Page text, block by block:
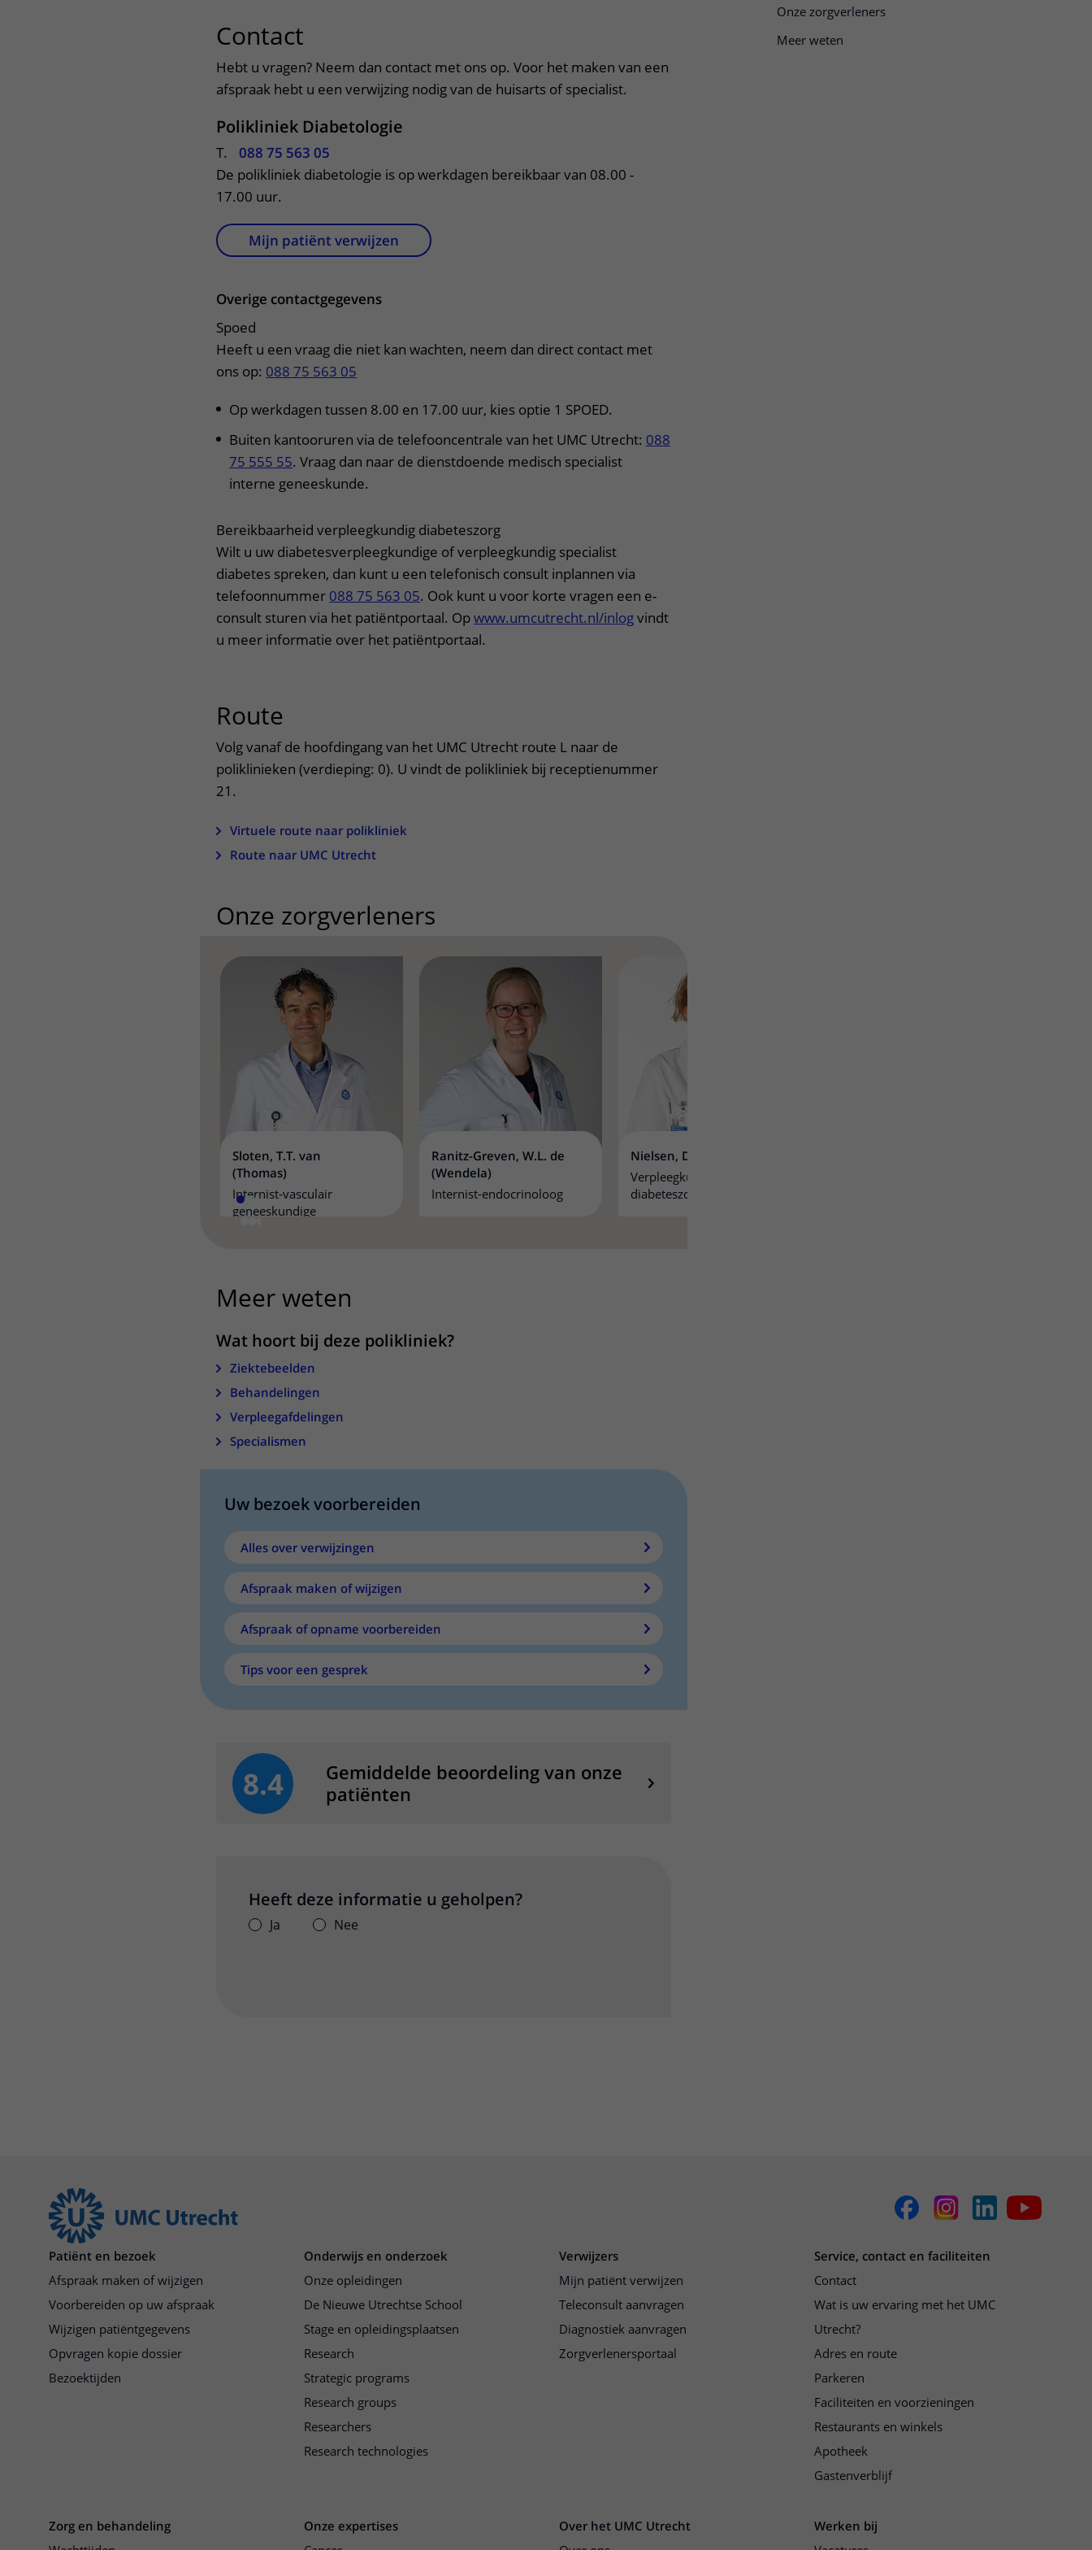
Wijzigen patiëntgegevens
Het Wilhelmina
Kinderziekenhuis
Onze zorgverleners
Meer weten
Contact
Hebt u vragen? Neem dan contact met ons op. Voor het maken van een
afspraak hebt u een verwijzing nodig van de huisarts of specialist.
Polikliniek Diabetologie
T.
088 75 563 05
De polikliniek diabetologie is op werkdagen bereikbaar van 08.00 -
17.00 uur.
Mijn patiënt verwijzen
Overige contactgegevens
Spoed
Heeft u een vraag die niet kan wachten, neem dan direct contact met
ons op: 088 75 563 05
Op werkdagen tussen 8.00 en 17.00 uur, kies optie 1 SPOED.
Buiten kantooruren via de telefooncentrale van het UMC Utrecht: 088
75 555 55. Vraag dan naar de dienstdoende medisch specialist
interne geneeskunde.
Bereikbaarheid verpleegkundig diabeteszorg
Wilt u uw diabetesverpleegkundige of verpleegkundig specialist
diabetes spreken, dan kunt u een telefonisch consult inplannen via
telefoonnummer 088 75 563 05. Ook kunt u voor korte vragen een e-
consult sturen via het patiëntportaal. Opwww.umcutrecht.nl/inlogvindt
u meer informatie over het patiëntportaal.
Route
Volg vanaf de hoofdingang van het UMC Utrecht route L naar de
poliklinieken (verdieping: 0). U vindt de polikliniek bij receptienummer
21.
Virtuele route naar polikliniek
Route naar UMC Utrecht
Onze zorgverleners
Sloten, T.T. van
(Thomas)
Internist-vasculair
geneeskundige
Ranitz-Greven, W.L. de
(Wendela)
Internist-endocrinoloog
Nielsen, D. (Dorthe)
Verpleegkundig specialist
diabeteszorg
Meer weten
Wat hoort bij deze polikliniek?
Ziektebeelden
Behandelingen
Verpleegafdelingen
Specialismen
Uw bezoek voorbereiden
Alles over verwijzingen
Afspraak maken of wijzigen
Afspraak of opname voorbereiden
Tips voor een gesprek
8.4
Gemiddelde beoordeling van onze
patiënten
Heeft deze informatie u geholpen?
Ja Nee
Patiënt en bezoek
Afspraak maken of wijzigen
Voorbereiden op uw afspraak
Wijzigen patiëntgegevens
Opvragen kopie dossier
Bezoektijden
Onderwijs en onderzoek
Onze opleidingen
De Nieuwe Utrechtse School
Stage en opleidingsplaatsen
Research
Strategic programs
Research groups
Researchers
Research technologies
Verwijzers
Mijn patiënt verwijzen
Teleconsult aanvragen
Diagnostiek aanvragen
Zorgverlenersportaal
Service, contact en faciliteiten
Contact
Wat is uw ervaring met het UMC
Utrecht?
Adres en route
Parkeren
Faciliteiten en voorzieningen
Restaurants en winkels
Apotheek
Gastenverblijf
Zorg en behandeling
Onze expertises
Over het UMC Utrecht
Werken bij